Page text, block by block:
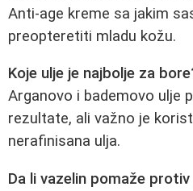
Anti-age kreme sa jakim
preopteretiti mladu kožu.
Koje ulje je najbolje za
Arganovo i bademovo ulje
rezultate, ali važno je
nerafinisana ulja.
Da li vazelin pomaže